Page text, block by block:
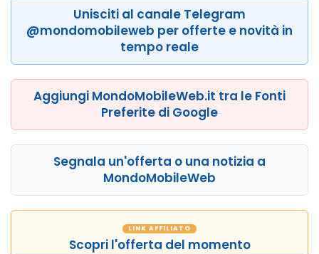
Unisciti al canale Telegram
@mondomobileweb per offerte e novità in
tempo reale
Aggiungi MondoMobileWeb.it tra le Fonti
Preferite di Google
Segnala un'offerta o una notizia a
MondoMobileWeb
LINK AFFILIATO
Scopri l'offerta del momento